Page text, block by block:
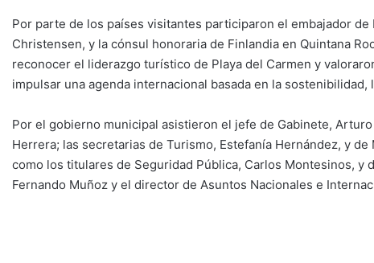
Por parte de los países visitantes participaron el embajador
Christensen, y la cónsul honoraria de Finlandia en Quintana
reconocer el liderazgo turístico de Playa del Carmen y
impulsar una agenda internacional basada en la sostenibilidad,
Por el gobierno municipal asistieron el jefe de Gabinete,
Herrera; las secretarias de Turismo, Estefanía Hernández, y
como los titulares de Seguridad Pública, Carlos Montesinos,
Fernando Muñoz y el director de Asuntos Nacionales e